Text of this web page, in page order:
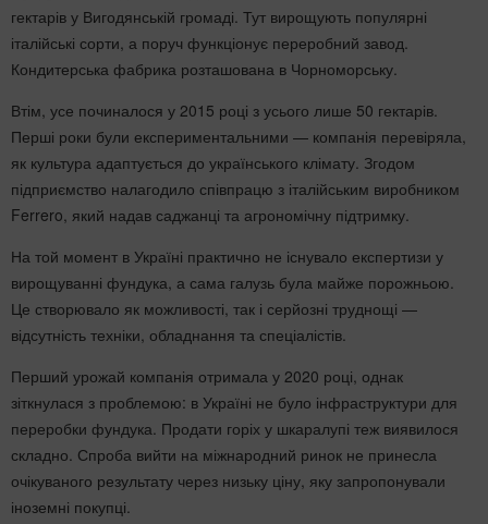
гектарів у Вигодянській громаді. Тут вирощують популярні
італійські сорти, а поруч функціонує переробний завод.
Кондитерська фабрика розташована в Чорноморську.
Втім, усе починалося у 2015 році з усього лише 50 гектарів.
Перші роки були експериментальними — компанія перевіряла,
як культура адаптується до українського клімату. Згодом
підприємство налагодило співпрацю з італійським виробником
Ferrero, який надав саджанці та агрономічну підтримку.
На той момент в Україні практично не існувало експертизи у
вирощуванні фундука, а сама галузь була майже порожньою.
Це створювало як можливості, так і серйозні труднощі —
відсутність техніки, обладнання та спеціалістів.
Перший урожай компанія отримала у 2020 році, однак
зіткнулася з проблемою: в Україні не було інфраструктури для
переробки фундука. Продати горіх у шкаралупі теж виявилося
складно. Спроба вийти на міжнародний ринок не принесла
очікуваного результату через низьку ціну, яку запропонували
іноземні покупці.